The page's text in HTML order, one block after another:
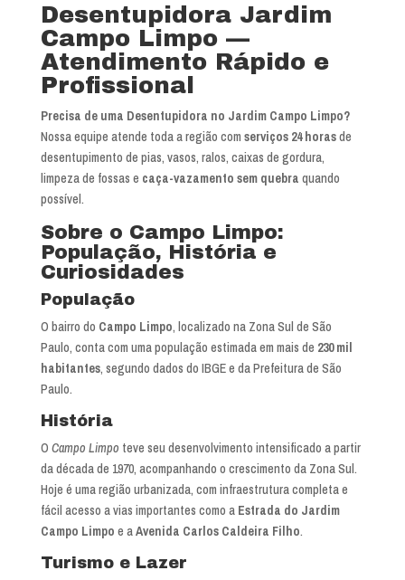
Desentupidora Jardim
Campo Limpo —
Atendimento Rápido e
Profissional
Precisa de uma Desentupidora no Jardim Campo Limpo?
Nossa equipe atende toda a região com serviços 24 horasde
desentupimento de pias, vasos, ralos, caixas de gordura,
limpeza de fossas e caça-vazamento sem quebra quando
possível.
Sobre o Campo Limpo:
População, História e
Curiosidades
População
O bairro do Campo Limpo, localizado na Zona Sul de São
Paulo, conta com uma população estimada em mais de 230 mil
habitantes, segundo dados do IBGE e da Prefeitura de São
Paulo.
História
O Campo Limpo teve seu desenvolvimento intensificado a partir
da década de 1970, acompanhando o crescimento da Zona Sul.
Hoje é uma região urbanizada, com infraestrutura completa e
fácil acesso a vias importantes como a Estrada do Jardim
Campo Limpo e aAvenida Carlos Caldeira Filho.
Turismo e Lazer